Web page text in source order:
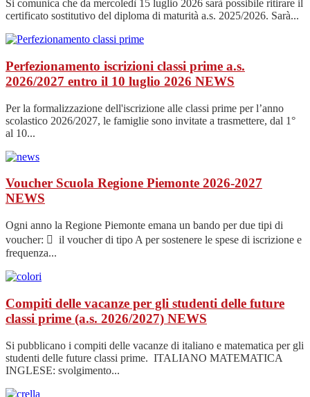
Si comunica che da mercoledì 15 luglio 2026 sarà possibile ritirare il
certificato sostitutivo del diploma di maturità a.s. 2025/2026. Sarà...
Perfezionamento iscrizioni classi prime a.s.
2026/2027 entro il 10 luglio 2026 NEWS
Per la formalizzazione dell'iscrizione alle classi prime per l’anno
scolastico 2026/2027, le famiglie sono invitate a trasmettere, dal 1°
al 10...
Voucher Scuola Regione Piemonte 2026-2027
NEWS
Ogni anno la Regione Piemonte emana un bando per due tipi di
voucher:  il voucher di tipo A per sostenere le spese di iscrizione e
frequenza...
Compiti delle vacanze per gli studenti delle future
classi prime (a.s. 2026/2027) NEWS
Si pubblicano i compiti delle vacanze di italiano e matematica per gli
studenti delle future classi prime. ITALIANO MATEMATICA
INGLESE: svolgimento...